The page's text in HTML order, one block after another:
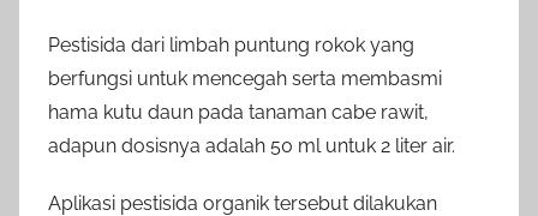
Pestisida dari limbah puntung rokok yang
berfungsi untuk mencegah serta membasmi
hama kutu daun pada tanaman cabe rawit,
adapun dosisnya adalah 50 ml untuk 2 liter air.
Aplikasi pestisida organik tersebut dilakukan